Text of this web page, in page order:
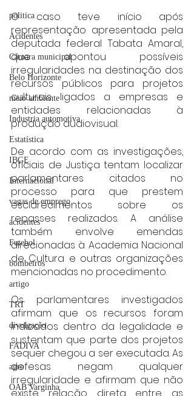
politica
Acidentes
Câmara municipal
Belo Horizonte
meio ambiente
Industria automotiva
Estatística
IBGE
Internacional
vagas de emprego
acidentes
Futebol
bombeiros
artigo
TRT
divulgação
FADIVA
agro
OAB Varginha
O caso teve início após
representação apresentada pela
deputada federal Tabata Amaral,
que apontou possíveis
irregularidades na destinação dos
recursos públicos para projetos
culturais ligados a empresas e
entidades relacionadas à
produção audiovisual.
De acordo com as investigações,
oficiais de Justiça tentam localizar
parlamentares citados no
processo para que prestem
esclarecimentos sobre os
repasses realizados. A análise
também envolve emendas
direcionadas à Academia Nacional
de Cultura e outras organizações
mencionadas no procedimento.
Os parlamentares investigados
afirmam que os recursos foram
indicados dentro da legalidade e
sustentam que parte dos projetos
sequer chegou a ser executada. As
defesas negam qualquer
irregularidade e afirmam que não